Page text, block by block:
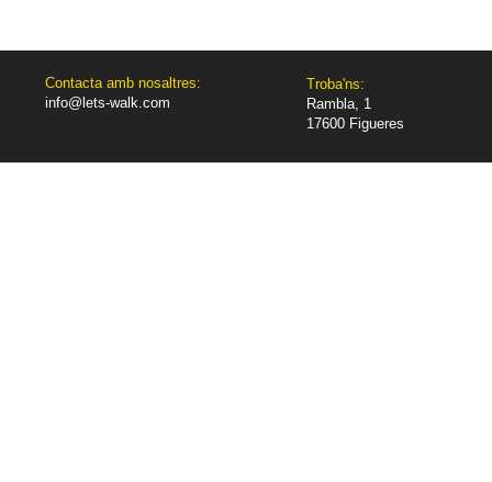
Contacta amb nosaltres:
info@lets-walk.com
Troba'ns:
Rambla, 1
17600 Figueres